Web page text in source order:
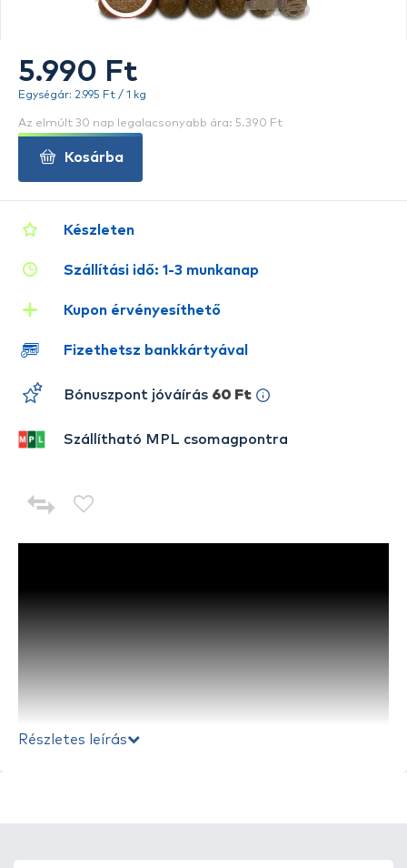
Részletes leírás
Készleten
Szállítási idő: 1-3 munkanap
Kupon érvényesíthető
Fizethetsz bankkártyával
Bónuszpont jóváírás 60 Ft
Szállítható MPL csomagpontra
5.990 Ft
Egységár: 2.995 Ft / 1 kg
Az elmúlt 30 nap legalacsonyabb ára: 5.390 Ft
Kosárba